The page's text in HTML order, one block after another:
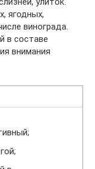
ягодных,
винограда.
в составе
внимания